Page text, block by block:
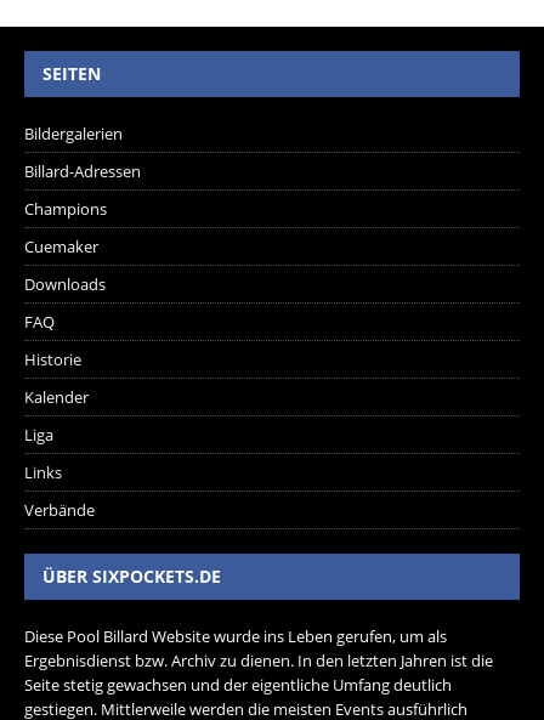
SEITEN
Bildergalerien
Billard-Adressen
Champions
Cuemaker
Downloads
FAQ
Historie
Kalender
Liga
Links
Verbände
ÜBER SIXPOCKETS.DE
Diese Pool Billard Website wurde ins Leben gerufen, um als
Ergebnisdienst bzw. Archiv zu dienen. In den letzten Jahren ist die
Seite stetig gewachsen und der eigentliche Umfang deutlich
gestiegen. Mittlerweile werden die meisten Events ausführlich